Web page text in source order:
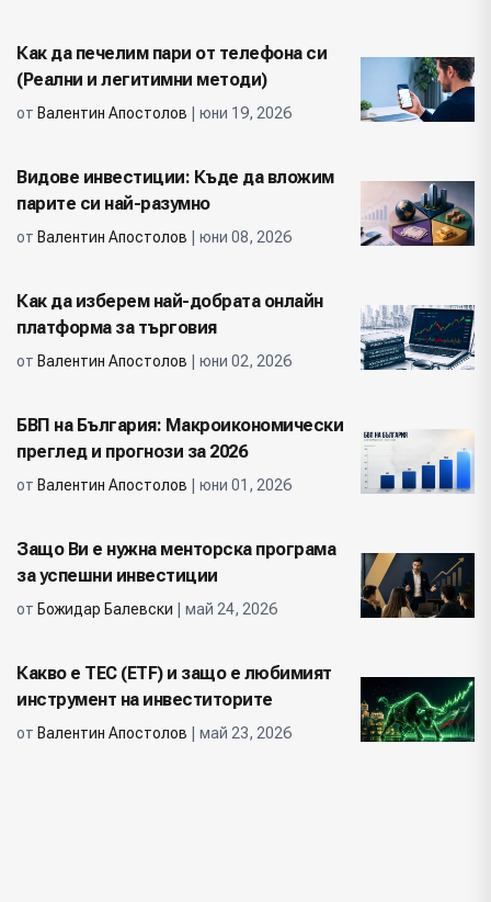
Как да печелим пари от телефона си
(Реални и легитимни методи)
от Валентин Апостолов | юни 19, 2026
Видове инвестиции: Къде да вложим
парите си най-разумно
от Валентин Апостолов | юни 08, 2026
Как да изберем най-добрата онлайн
платформа за търговия
от Валентин Апостолов | юни 02, 2026
БВП на България: Макроикономически
преглед и прогнози за 2026
от Валентин Апостолов | юни 01, 2026
Защо Ви е нужна менторска програма
за успешни инвестиции
от Божидар Балевски | май 24, 2026
Какво е ТЕС (ETF) и защо е любимият
инструмент на инвеститорите
от Валентин Апостолов | май 23, 2026